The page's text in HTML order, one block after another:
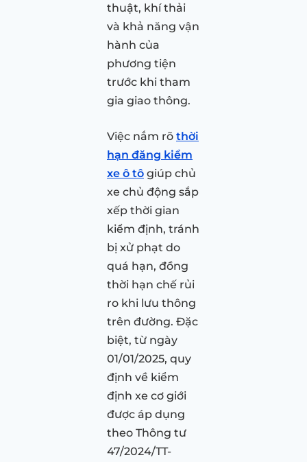
thuật, khí thải
và khả năng vận
hành của
phương tiện
trước khi tham
gia giao thông.
Việc nắm rõ thời
hạn đăng kiểm
xe ô tô giúp chủ
xe chủ động sắp
xếp thời gian
kiểm định, tránh
bị xử phạt do
quá hạn, đồng
thời hạn chế rủi
ro khi lưu thông
trên đường. Đặc
biệt, từ ngày
01/01/2025, quy
định về kiểm
định xe cơ giới
được áp dụng
theo Thông tư
47/2024/TT-